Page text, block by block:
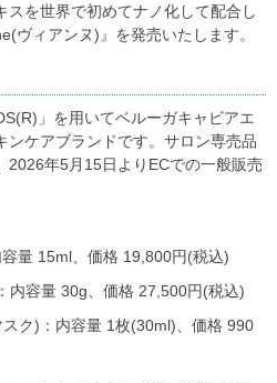
を世界で初めてナノ化して配合し
ヴィアンヌ)』を発売いたします。
」を用いてベルーガキャビアエ
ンケアブランドです。サロン専売品
2026年5月15日よりECでの一般販売
量 15ml、価格 19,800円(税込)
内容量 30g、価格 27,500円(税込)
ク)：内容量 1枚(30ml)、価格 990